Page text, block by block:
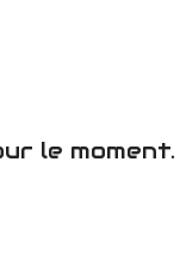
le moment.